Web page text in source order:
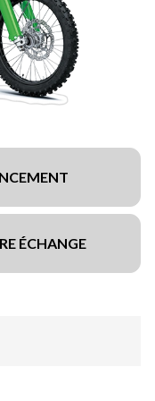
ÉCHANGE